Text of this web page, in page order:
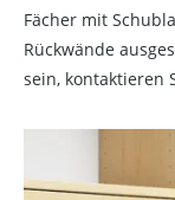
Fächer mit
Rückwände
sein, kontaktieren